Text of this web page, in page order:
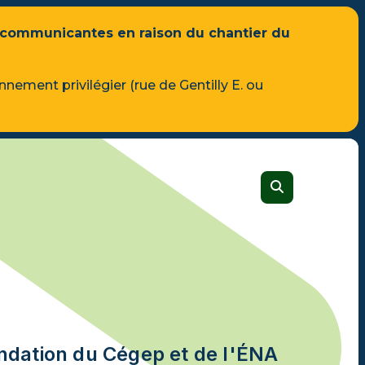
à
Vidéo officielle
Découvrez le Cégep
VISUALISER
CALENDRIER SCOLAIRE
en raison du chantier du
privilégier (rue de Gentilly E. ou
du Cégep et de l'ÉNA